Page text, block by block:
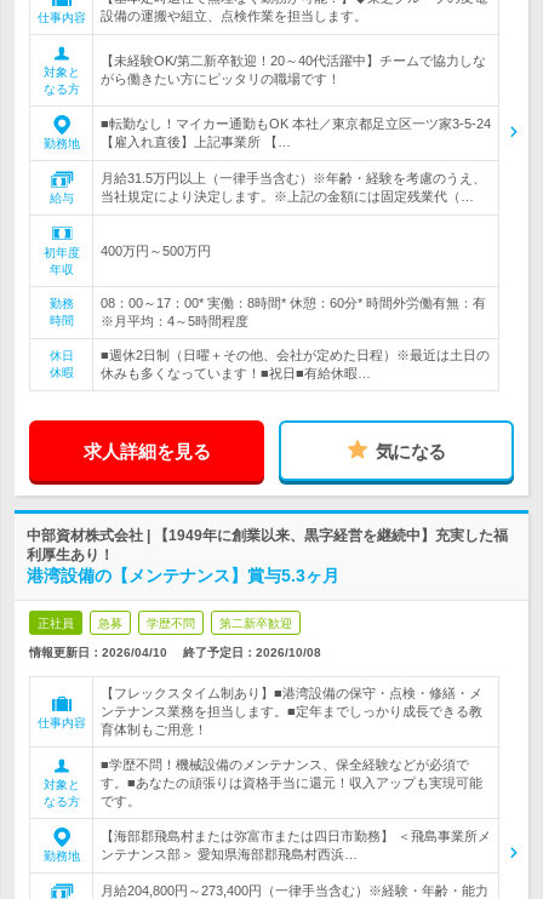
仕事内容
設備の運搬や組立、点検作業を担当します。
対象と
なる方
【未経験OK/第二新卒歓迎！20～40代活躍中】チームで協力しな
がら働きたい方にピッタリの職場です！
勤務地
■転勤なし！マイカー通勤もOK 本社／東京都足立区一ツ家3-5-24
【雇入れ直後】上記事業所 【…
給与
月給31.5万円以上（一律手当含む）※年齢・経験を考慮のうえ、
当社規定により決定します。※上記の金額には固定残業代（…
初年度
年収
400万円～500万円
勤務
時間
08：00～17：00* 実働：8時間* 休憩：60分* 時間外労働有無：有
※月平均：4～5時間程度
休日
休暇
■週休2日制（日曜＋その他、会社が定めた日程）※最近は土日の
休みも多くなっています！■祝日■有給休暇…
求人詳細を見る 気になる
中部資材株式会社 | 【1949年に創業以来、黒字経営を継続中】充実した福
利厚生あり！
港湾設備の【メンテナンス】賞与5.3ヶ月
正社員 急募 学歴不問 第二新卒歓迎
情報更新日：2026/04/10 終了予定日： 2026/10/08
仕事内容
【フレックスタイム制あり】■港湾設備の保守・点検・修繕・メ
ンテナンス業務を担当します。■定年までしっかり成長できる教
育体制もご用意！
対象と
なる方
■学歴不問！機械設備のメンテナンス、保全経験などが必須で
す。■あなたの頑張りは資格手当に還元！収入アップも実現可能
です。
勤務地
【海部郡飛島村または弥富市または四日市勤務】 ＜飛島事業所メ
ンテナンス部＞ 愛知県海部郡飛島村西浜…
月給204,800円～273,400円（一律手当含む）※経験・年齢・能力